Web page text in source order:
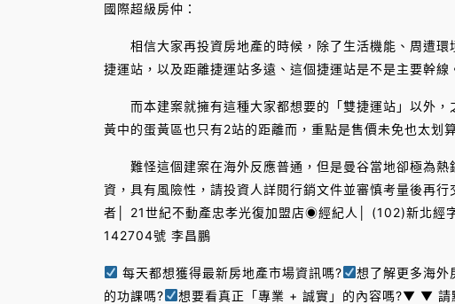
國際超級房仲：
相信大家再投資房地產的時候，除了生活機能、周遭環
捷運站，以及距離捷運站多遠、這個捷運站是不是主要幹線
而本建案就擁有這種大家都想要的「雙捷運站」以外，
黃中的蛋黃區也只有2站的距離而，重點是售價未免也太划
難怪這個建案在海外反應普通，但是曼谷當地卻極為熱
資，具有風險性，請投資人詳閱行銷文件並審慎考量後再
者│ 21世紀不動產忠孝光復加盟店◉經紀人│ (102)新北
142704號 李昌鵬
每天都想獲得最新房地產市場資訊嗎? 想了解更多海外
的功課嗎?
想要看真正「專業 + 誠實」的內容嗎?▼ ▼